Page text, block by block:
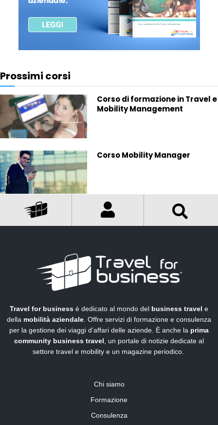
Prossimi corsi
Corso di formazione in Travel e
Mobility Management
Corso Mobility Manager
Travel for business è dedicato al mondo del business travel e
della mobilità aziendale. Offre servizi di formazione e consulenza
per la gestione dei viaggi d’affari delle aziende. È anche la prima
community business travel, un portale di notizie dedicate al
settore travel e mobility e un magazine periodico.
Chi siamo
Formazione
Consulenza